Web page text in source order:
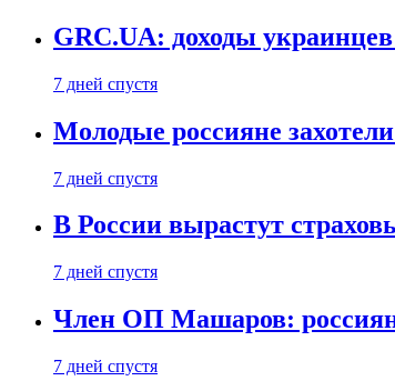
GRC.UA: доходы
7 дней спустя
Молодые россияне
7 дней спустя
В России вырастут
7 дней спустя
Член ОП Машаров:
7 дней спустя